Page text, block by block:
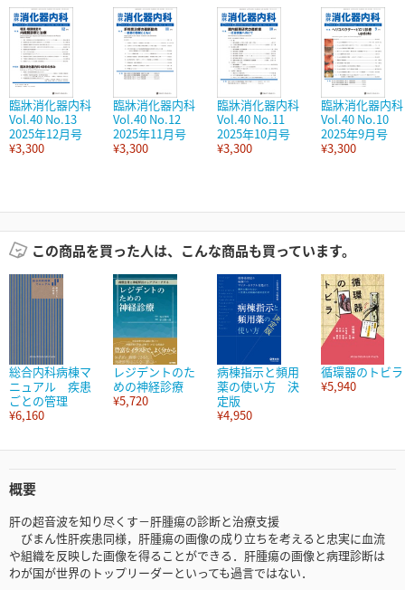
臨牀消化器内科
Vol.40 No.13
2025年12月号
¥3,300
臨牀消化器内科
Vol.40 No.12
2025年11月号
¥3,300
臨牀消化器内科
Vol.40 No.11
2025年10月号
¥3,300
臨牀消化器内科
Vol.40 No.10
2025年9月号
¥3,300
この商品を買った人は、こんな商品も買っています。
総合内科病棟マ
ニュアル 疾患
ごとの管理
¥6,160
レジデントのた
めの神経診療
¥5,720
病棟指示と頻用
薬の使い方 決
定版
¥4,950
循環器のトビラ
¥5,940
概要
肝の超音波を知り尽くす－肝腫瘍の診断と治療支援
びまん性肝疾患同様，肝腫瘍の画像の成り立ちを考えると忠実に血流
や組織を反映した画像を得ることができる．肝腫瘍の画像と病理診断は
わが国が世界のトップリーダーといっても過言ではない．